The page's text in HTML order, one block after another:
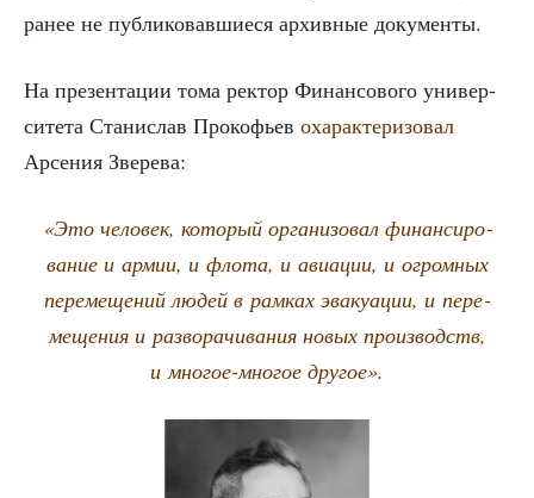
ранее не пуб­ли­ко­вав­ши­е­ся архив­ные документы.
На пре­зен­та­ции тома рек­тор Финан­со­во­го уни­вер­
си­те­та Ста­ни­слав Про­ко­фьев оха­рак­те­ри­зо­вал
Арсе­ния Зверева:
«Это чело­век, кото­рый орга­ни­зо­вал финан­си­ро­
ва­ние и армии, и фло­та, и авиа­ции, и огром­ных
пере­ме­ще­ний людей в рам­ках эва­ку­а­ции, и пере­
ме­ще­ния и раз­во­ра­чи­ва­ния новых про­из­водств,
и мно­гое-мно­гое другое».